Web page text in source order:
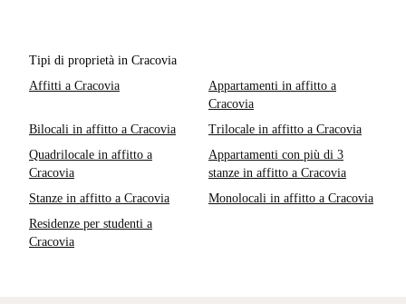
Tipi di proprietà in Cracovia
Affitti a Cracovia
Appartamenti in affitto a
Cracovia
Bilocali in affitto a Cracovia
Trilocale in affitto a Cracovia
Quadrilocale in affitto a
Cracovia
Appartamenti con più di 3
stanze in affitto a Cracovia
Stanze in affitto a Cracovia
Monolocali in affitto a Cracovia
Residenze per studenti a
Cracovia